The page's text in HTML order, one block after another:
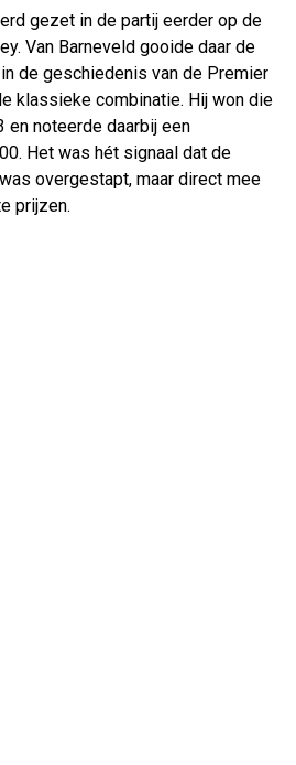
gezet in de partij eerder op de
Van Barneveld gooide daar de
de geschiedenis van de Premier
klassieke combinatie. Hij won die
noteerde daarbij een
Het was hét signaal dat de
overgestapt, maar direct mee
prijzen.